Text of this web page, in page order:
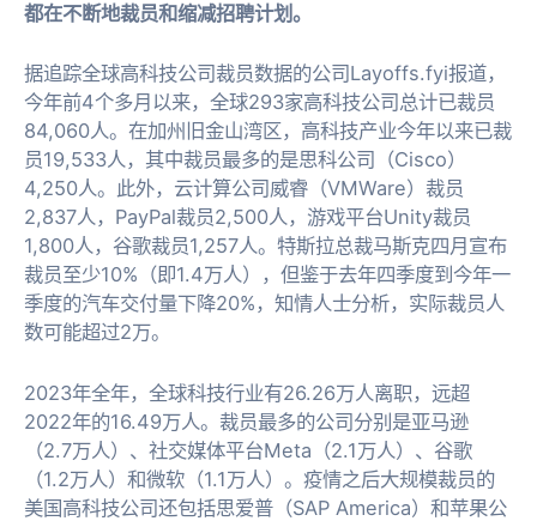
都在不断地裁员和缩减招聘计划。
据追踪全球高科技公司裁员数据的公司Layoffs.fyi报道，
今年前4个多月以来，全球293家高科技公司总计已裁员
84,060人。在加州旧金山湾区，高科技产业今年以来已裁
员19,533人，其中裁员最多的是思科公司（Cisco）
4,250人。此外，云计算公司威睿（VMWare）裁员
2,837人，PayPal裁员2,500人，游戏平台Unity裁员
1,800人，谷歌裁员1,257人。特斯拉总裁马斯克四月宣布
裁员至少10%（即1.4万人），但鉴于去年四季度到今年一
季度的汽车交付量下降20%，知情人士分析，实际裁员人
数可能超过2万。
2023年全年，全球科技行业有26.26万人离职，远超
2022年的16.49万人。裁员最多的公司分别是亚马逊
（2.7万人）、社交媒体平台Meta（2.1万人）、谷歌
（1.2万人）和微软（1.1万人）。疫情之后大规模裁员的
美国高科技公司还包括思爱普（SAP America）和苹果公